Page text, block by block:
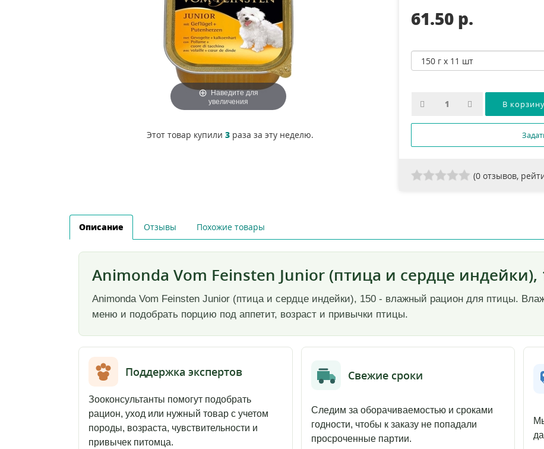
Наведите для
увеличения
Этот товар купили 3раза за эту неделю.
61.50 p.
(0 отзывов,
Описание Отзывы Похожие товары
Animonda Vom Feinsten Junior (птица и сердце индейки),
Animonda Vom Feinsten Junior (птица и сердце индейки), 150 - влажный рацион для птицы.
меню и подобрать порцию под аппетит, возраст и привычки птицы.
Поддержка экспертов
Зооконсультанты помогут подобрать
рацион, уход или нужный товар с учетом
породы, возраста, чувствительности и
привычек питомца.
Свежие сроки
Следим за оборачиваемостью и сроками
годности, чтобы к заказу не попадали
просроченные партии.